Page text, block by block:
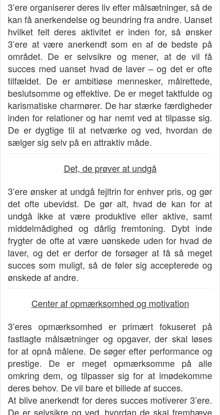
3’ere organiserer deres liv efter målsætninger, så de
kan få anerkendelse og beundring fra andre. Uanset
hvilket felt deres aktivitet er inden for, så ønsker
3’ere at være anerkendt som en af de bedste på
området. De er selvsikre og mener, at de vil få
succes med uanset hvad de laver – og det er ofte
tilfældet. De er ambitiøse mennesker, målrettede,
beslutsomme og effektive. De er meget taktfulde og
karismatiske charmører. De har stærke færdigheder
inden for relationer og har nemt ved at tilpasse sig.
De er dygtige til at netværke og ved, hvordan de
sælger sig selv på en attraktiv måde.
Det, de prøver at undgå
3’ere ønsker at undgå fejltrin for enhver pris, og gør
det ofte ubevidst. De gør alt, hvad de kan for at
undgå ikke at være produktive eller aktive, samt
middelmådighed og dårlig fremtoning. Dybt inde
frygter de ofte at være uønskede uden for hvad de
laver, og det er derfor de forsøger at få så meget
succes som muligt, så de føler sig accepterede og
ønskede af andre.
Center af opmærksomhed og motivation
3’eres opmærksomhed er primært fokuseret på
fastlagte målsætninger og opgaver, der skal løses
for at opnå målene. De søger efter performance og
prestige. De er meget opmærksomme på alle
omkring dem, og tilpasser sig for at imødekomme
deres behov. De vil bare et billede af succes.
At blive anerkendt for deres succes motiverer 3’ere.
De er selvsikre og ved, hvordan de skal fremhæve